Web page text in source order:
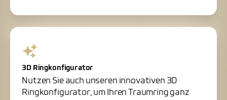
3D Ringkonfigurator
Nutzen Sie auch unseren innovativen 3D
Ringkonfigurator, um Ihren Traumring ganz